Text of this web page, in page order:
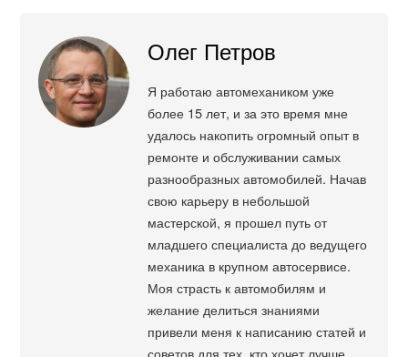
Олег Петров
Я работаю автомехаником уже
более 15 лет, и за это время мне
удалось накопить огромный опыт в
ремонте и обслуживании самых
разнообразных автомобилей. Начав
свою карьеру в небольшой
мастерской, я прошел путь от
младшего специалиста до ведущего
механика в крупном автосервисе.
Моя страсть к автомобилям и
желание делиться знаниями
привели меня к написанию статей и